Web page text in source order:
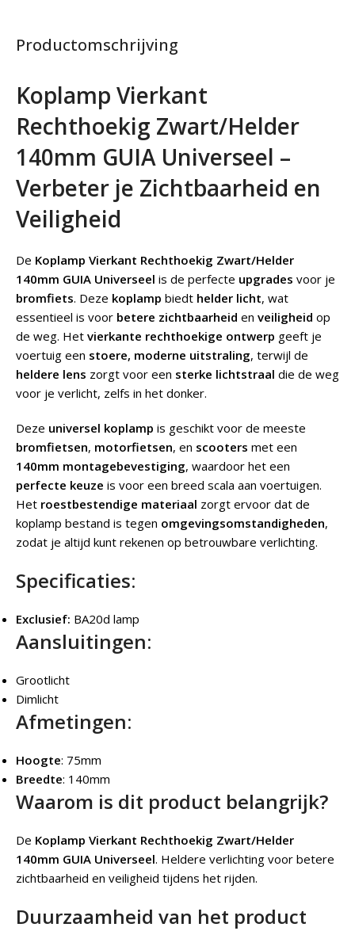
Productomschrijving
Koplamp Vierkant
Rechthoekig Zwart/Helder
140mm GUIA Universeel –
Verbeter je Zichtbaarheid en
Veiligheid
De Koplamp Vierkant Rechthoekig Zwart/Helder
140mm GUIA Universeel is de perfecte upgrades voor je
bromfiets. Deze koplamp biedt helder licht, wat
essentieel is voor betere zichtbaarheid en veiligheid op
de weg. Het vierkante rechthoekige ontwerp geeft je
voertuig een stoere, moderne uitstraling, terwijl de
heldere lens zorgt voor een sterke lichtstraal die de weg
voor je verlicht, zelfs in het donker.
Deze universel koplamp is geschikt voor de meeste
bromfietsen, motorfietsen, en scooters met een
140mm montagebevestiging, waardoor het een
perfecte keuze is voor een breed scala aan voertuigen.
Het roestbestendige materiaal zorgt ervoor dat de
koplamp bestand is tegen omgevingsomstandigheden,
zodat je altijd kunt rekenen op betrouwbare verlichting.
Specificaties:
Exclusief: BA20d lamp
Aansluitingen:
Grootlicht
Dimlicht
Afmetingen:
Hoogte: 75mm
Breedte: 140mm
Waarom is dit product belangrijk?
De Koplamp Vierkant Rechthoekig Zwart/Helder
140mm GUIA Universeel. Heldere verlichting voor betere
zichtbaarheid en veiligheid tijdens het rijden.
Duurzaamheid van het product